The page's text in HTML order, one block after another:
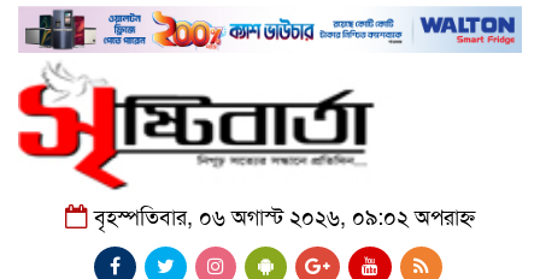
বৃহস্পতিবার, ০৬ অগাস্ট ২০২৬, ০৯:০২ অপরাহ্ন